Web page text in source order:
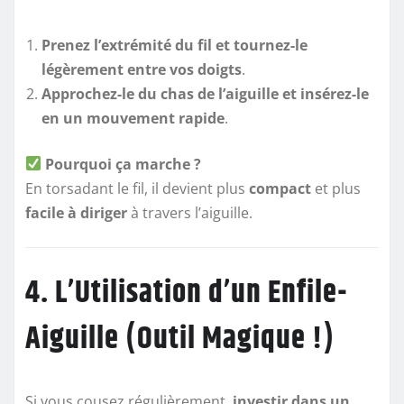
Prenez l’extrémité du fil et tournez-le
légèrement entre vos doigts.
Approchez-le du chas de l’aiguille et insérez-le
en un mouvement rapide.
Pourquoi ça marche ?
En torsadant le fil, il devient plus compact et plus
facile à dirigerà travers l’aiguille.
4. L’Utilisation d’un Enfile-
Aiguille (Outil Magique !)